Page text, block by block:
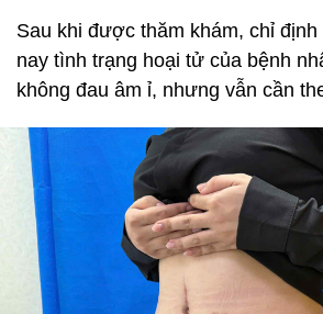
Sau khi được thăm khám, chỉ định
nay tình trạng hoại tử của bệnh
không đau âm ỉ, nhưng vẫn cần